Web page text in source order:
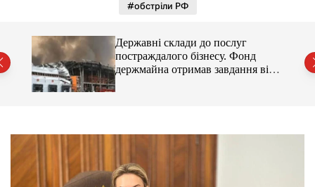
у
о
л
#обстріли РФ
Державні склади до послуг
постраждалого бізнесу. Фонд
держмайна отримав завдання від